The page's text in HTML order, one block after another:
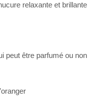
relaxante et brillante
peut être parfumé ou non